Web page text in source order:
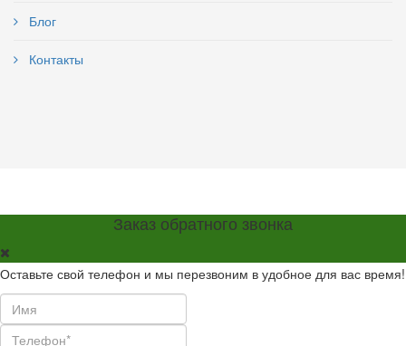
Блог
Контакты
Заказ обратного звонка
Оставьте свой телефон и мы перезвоним в удобное для вас время!